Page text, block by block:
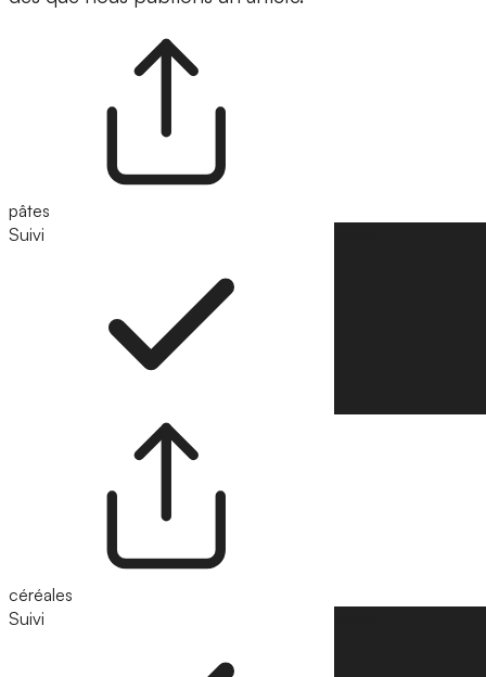
pâtes
Suivi
céréales
Suivi